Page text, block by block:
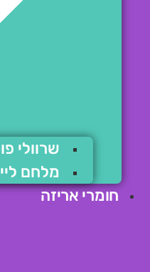
שרוולי
מלחם
חומרי אריזה